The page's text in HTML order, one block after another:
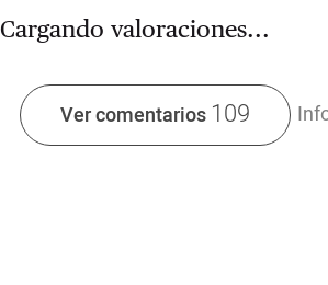
Cargando valoraciones...
Ver comentarios 109